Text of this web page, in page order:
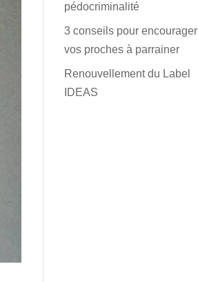
pédocriminalité
3 conseils pour encourager
vos proches à parrainer
Renouvellement du Label
IDEAS